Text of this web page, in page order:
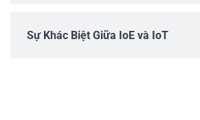
Sự Khác Biệt Giữa IoE và IoT